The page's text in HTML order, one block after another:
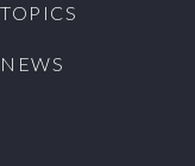
TOPICS
NEWS